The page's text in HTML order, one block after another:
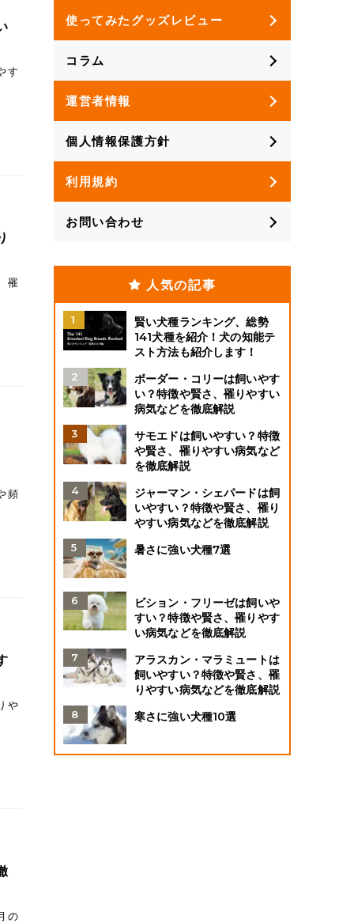
す
罹
頻
や
の
使ってみたグッズレビュー
コラム
運営者情報
個人情報保護方針
利用規約
お問い合わせ
人気の記事
賢い犬種ランキング、総勢
141犬種を紹介！犬の知能テ
スト方法も紹介します！
ボーダー・コリーは飼いやす
い？特徴や賢さ、罹りやすい
病気などを徹底解説
サモエドは飼いやすい？特徴
や賢さ、罹りやすい病気など
を徹底解説
ジャーマン・シェパードは飼
いやすい？特徴や賢さ、罹り
やすい病気などを徹底解説
暑さに強い犬種7選
ビション・フリーゼは飼いや
すい？特徴や賢さ、罹りやす
い病気などを徹底解説
アラスカン・マラミュートは
飼いやすい？特徴や賢さ、罹
りやすい病気などを徹底解説
寒さに強い犬種10選